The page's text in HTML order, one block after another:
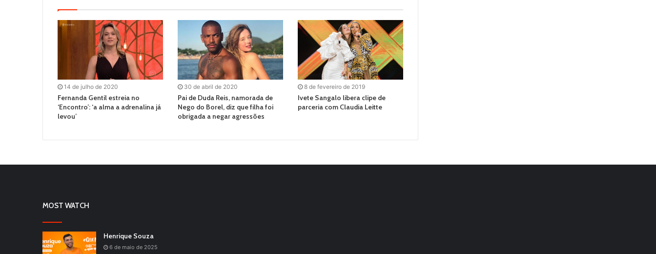
14 de julho de 2020
Fernanda Gentil estreia no
‘Encontro’: ‘a alma a adrenalina já
levou’
30 de abril de 2020
Pai de Duda Reis, namorada de
Nego do Borel, diz que filha foi
obrigada a negar agressões
8 de fevereiro de 2019
Ivete Sangalo libera clipe de
parceria com Claudia Leitte
MOST WATCH
Henrique Souza
6 de maio de 2025